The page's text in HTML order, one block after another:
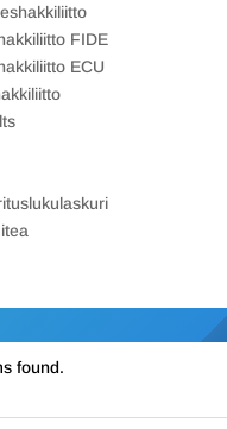
FIDE
ECU
found.